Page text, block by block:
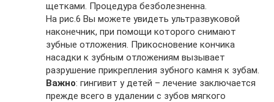
щетками. Процедура безболезненна.
На рис.6 Вы можете увидеть ультразвуковой
наконечник, при помощи которого снимают
зубные отложения. Прикосновение кончика
насадки к зубным отложениям вызывает
разрушение прикрепления зубного камня к зубам.
Важно: гингивит у детей – лечение заключается
прежде всего в удалении с зубов мягкого